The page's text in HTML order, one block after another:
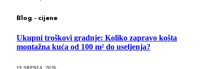
Blog - cijene
Ukupni troškovi gradnje: Koliko zapravo košta
montažna kuća od 100 m² do useljenja?
19 SRPNJA, 2026